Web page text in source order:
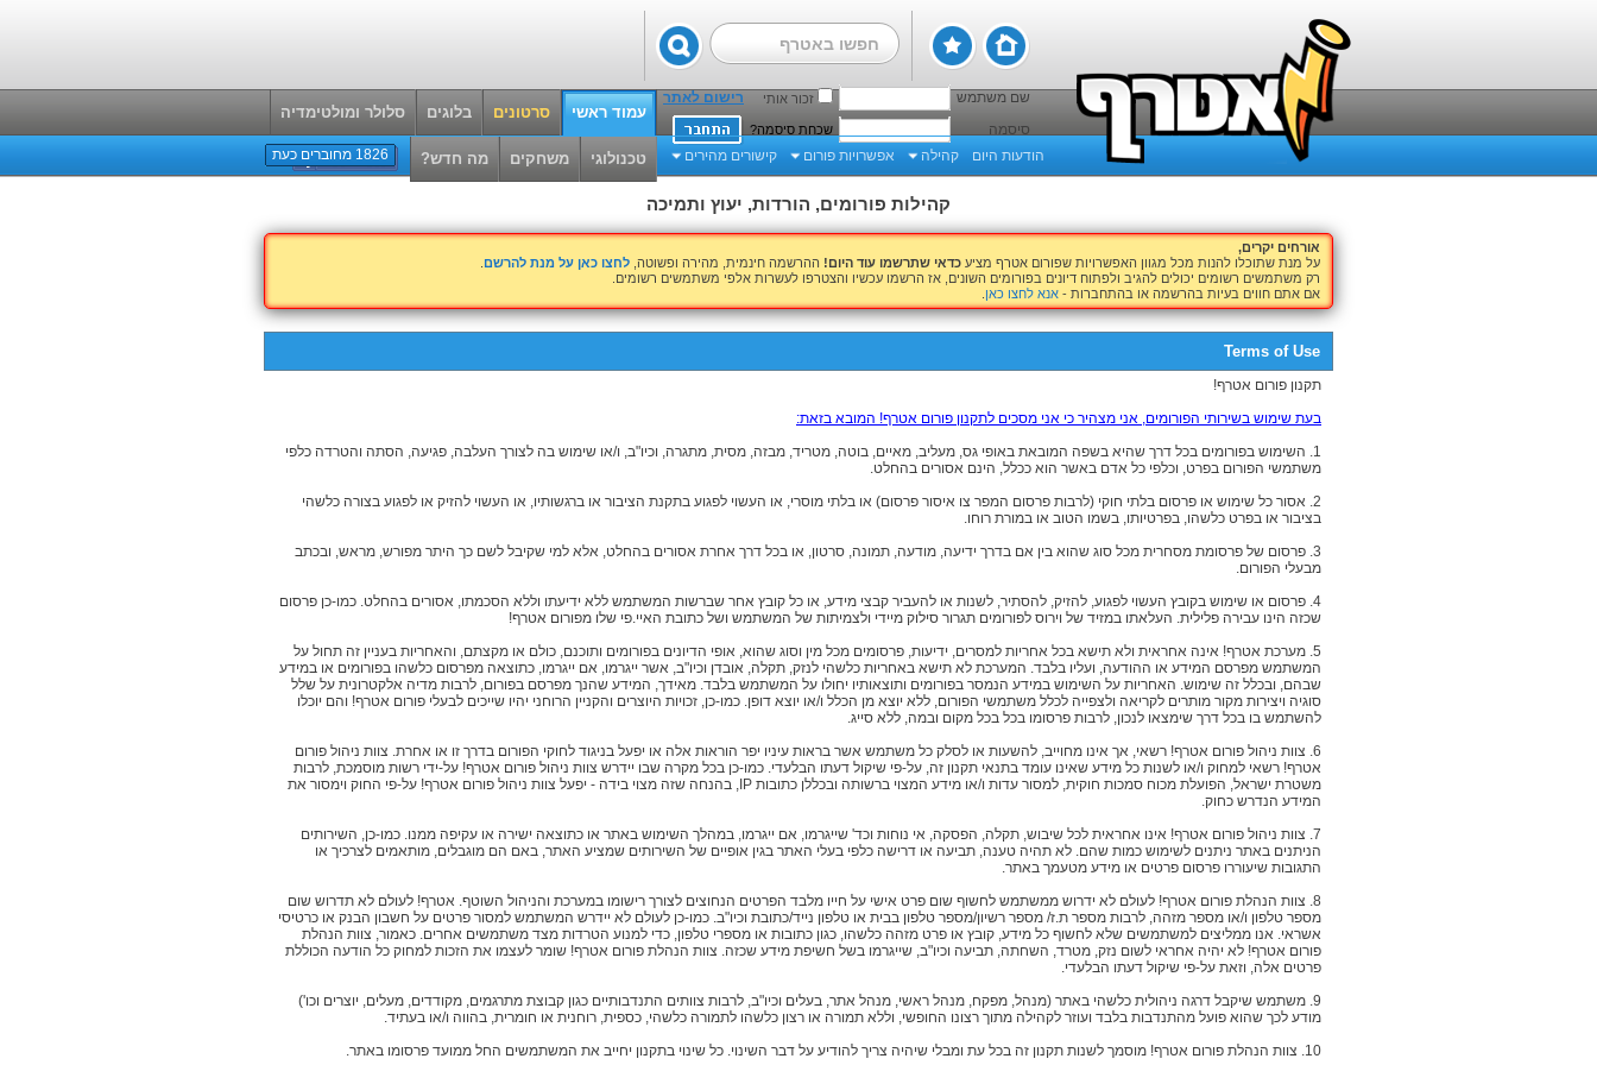
שם משתמש זכור אותי
רישום לאתר
סיסמה
שכחת סיסמה?
עמוד ראשי
הודעות היום קהילה אפשרויות פורום קישורים מהירים
סרטונים בלוגים סלולר ומולטימדיה
טכנולוגי משחקים מה חדש? 1826 מחוברים כעת
קהילות פורומים, הורדות, יעוץ ותמיכה
אורחים יקרים,
על מנת שתוכלו להנות מכל מגוון האפשרויות שפורום אטרף מציע כדאי שתרשמו עוד היום! ההרשמה חינמית, מהירה ופשוטה, לחצו כאן על מנת להרשם
רק משתמשים רשומים יכולים להגיב ולפתוח דיונים בפורומים השונים, אז הרשמו עכשיו והצטרפו לעשרות אלפי משתמשים רשומים.
אם אתם חווים בעיות בהרשמה או בהתחברות - אנא לחצו כאן
Terms of Use
תקנון פורום אטרף!
בעת שימוש בשירותי הפורומים, אני מצהיר כי אני מסכים לתקנון פורום אטרף! המובא בזאת:
1. השימוש בפורומים בכל דרך שהיא בשפה המובאת באופי גס, מעליב, מאיים, בוטה, מטריד, מבזה, מסית, מתגרה, וכיו"ב, ו/או שימוש בה לצורך העלבה, פגיעה, הסתה והטרדה כלפי
משתמשי הפורום בפרט, וכלפי כל אדם באשר הוא ככלל, הינם אסורים בהחלט.
2. אסור כל שימוש או פרסום בלתי חוקי (לרבות פרסום המפר צו איסור פרסום) או בלתי מוסרי, או העשוי לפגוע בתקנת הציבור או ברגשותיו, או העשוי להזיק או לפגוע בצורה כלשהי
בציבור או בפרט כלשהו, בפרטיותו, בשמו הטוב או במורת רוחו.
3. פרסום של פרסומת מסחרית מכל סוג שהוא בין אם בדרך ידיעה, מודעה, תמונה, סרטון, או בכל דרך אחרת אסורים בהחלט, אלא למי שקיבל לשם כך היתר מפורש, מראש, ובכתב
מבעלי הפורום.
4. פרסום או שימוש בקובץ העשוי לפגוע, להזיק, להסתיר, לשנות או להעביר קבצי מידע, או כל קובץ אחר שברשות המשתמש ללא ידיעתו וללא הסכמתו, אסורים בהחלט. כמו-כן פרסום
שכזה הינו עבירה פלילית. העלאתו במזיד של וירוס לפורומים תגרור סילוק מיידי ולצמיתות של המשתמש ושל כתובת האיי.פי שלו מפורום אטרף!
5. מערכת אטרף! אינה אחראית ולא תישא בכל אחריות למסרים, ידיעות, פרסומים מכל מין וסוג שהוא, אופי הדיונים בפורומים ותוכנם, כולם או מקצתם, והאחריות בעניין זה תחול על
המשתמש מפרסם המידע או ההודעה, ועליו בלבד. המערכת לא תישא באחריות כלשהי לנזק, תקלה, אובדן וכיו"ב, אשר ייגרמו, אם ייגרמו, כתוצאה מפרסום כלשהו בפורומים או במידע
שבהם, ובכלל זה שימוש. האחריות על השימוש במידע הנמסר בפורומים ותוצאותיו יחולו על המשתמש בלבד. מאידך, המידע שהנך מפרסם בפורום, לרבות מדיה אלקטרונית על שלל
סוגיה ויצירות מקור מותרים לקריאה ולצפייה לכלל משתמשי הפורום, ללא יוצא מן הכלל ו/או יוצא דופן. כמו-כן, זכויות היוצרים והקניין הרוחני יהיו שייכים לבעלי פורום אטרף! והם יוכלו
להשתמש בו בכל דרך שימצאו לנכון, לרבות פרסומו בכל בכל מקום ובמה, ללא סייג.
6. צוות ניהול פורום אטרף! רשאי, אך אינו מחוייב, להשעות או לסלק כל משתמש אשר בראות עיניו יפר הוראות אלה או יפעל בניגוד לחוקי הפורום בדרך זו או אחרת. צוות ניהול פורום
אטרף! רשאי למחוק ו/או לשנות כל מידע שאינו עומד בתנאי תקנון זה, על-פי שיקול דעתו הבלעדי. כמו-כן בכל מקרה שבו יידרש צוות ניהול פורום אטרף! על-ידי רשות מוסמכת, לרבות
משטרת ישראל, הפועלת מכוח סמכות חוקית, למסור עדות ו/או מידע המצוי ברשותה ובכללן כתובות IP, בהנחה שזה מצוי בידה - יפעל צוות ניהול פורום אטרף! על-פי החוק וימסור את
המידע הנדרש כחוק.
7. צוות ניהול פורום אטרף! אינו אחראית לכל שיבוש, תקלה, הפסקה, אי נוחות וכד' שייגרמו, אם ייגרמו, במהלך השימוש באתר או כתוצאה ישירה או עקיפה ממנו. כמו-כן, השירותים
הניתנים באתר ניתנים לשימוש כמות שהם. לא תהיה טענה, תביעה או דרישה כלפי בעלי האתר בגין אופיים של השירותים שמציע האתר, באם הם מוגבלים, מותאמים לצרכיך או
התגובות שיעוררו פרסום פרטים או מידע מטעמך באתר.
8. צוות הנהלת פורום אטרף! לעולם לא ידרוש ממשתמש לחשוף שום פרט אישי על חייו מלבד הפרטים הנחוצים לצורך רישומו במערכת והניהול השוטף. אטרף! לעולם לא תדרוש שום
מספר טלפון ו/או מספר מזהה, לרבות מספר ת.ז/ מספר רשיון/מספר טלפון בבית או טלפון נייד/כתובת וכיו"ב. כמו-כן לעולם לא יידרש המשתמש למסור פרטים על חשבון הבנק או כרטיסי
אשראי. אנו ממליצים למשתמשים שלא לחשוף כל מידע, קובץ או פרט מזהה כלשהו, כגון כתובות או מספרי טלפון, כדי למנוע הטרדות מצד משתמשים אחרים. כאמור, צוות הנהלת
פורום אטרף! לא יהיה אחראי לשום נזק, מטרד, השחתה, תביעה וכיו"ב, שייגרמו בשל חשיפת מידע שכזה. צוות הנהלת פורום אטרף! שומר לעצמו את הזכות למחוק כל הודעה הכוללת
פרטים אלה, וזאת על-פי שיקול דעתו הבלעדי.
9. משתמש שיקבל דרגה ניהולית כלשהי באתר (מנהל, מפקח, מנהל ראשי, מנהל אתר, בעלים וכיו"ב, לרבות צוותים התנדבותיים כגון קבוצת מתרגמים, מקודדים, מעלים, יוצרים וכו')
מודע לכך שהוא פועל מהתנדבות בלבד ועוזר לקהילה מתוך רצונו החופשי, וללא תמורה או רצון כלשהו לתמורה כלשהי, כספית, רוחנית או חומרית, בהווה ו/או בעתיד.
10. צוות הנהלת פורום אטרף! מוסמך לשנות תקנון זה בכל עת ומבלי שיהיה צריך להודיע על דבר השינוי. כל שינוי בתקנון יחייב את המשתמשים החל ממועד פרסומו באתר.